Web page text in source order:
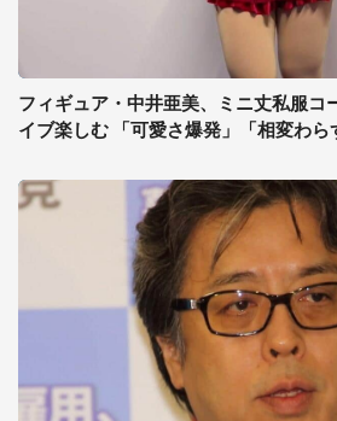
フィギュア・中井亜美、ミニ丈私服コ
イブ楽しむ 「可愛さ爆発」「相変わら